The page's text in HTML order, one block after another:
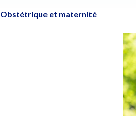
Obstétrique et maternité